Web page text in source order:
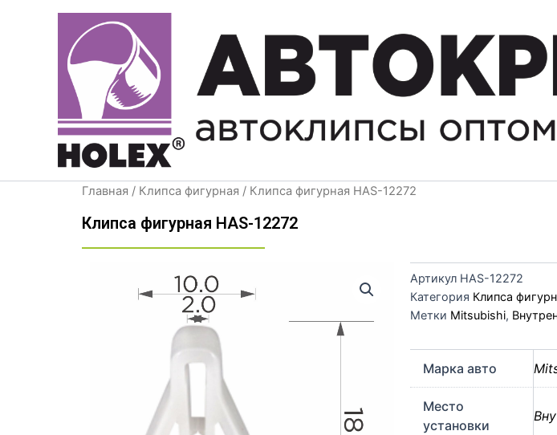
содержимому
Главная / Клипса фигурная / Клипса фигурная HAS-12272
Клипса фигурная HAS-12272
Артикул HAS-12272
Категория Клипса
Метки Mitsubishi,
Марка авто
Место
установки